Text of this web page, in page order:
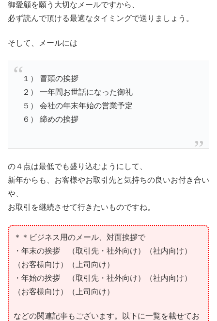
御愛顧を願う大切なメールですから、
必ず読んで頂ける最適なタイミングで送りましょう。
そして、メールには
１） 冒頭の挨拶
２） 一年間お世話になった御礼
５） 会社の年末年始の営業予定
６） 締めの挨拶
の４点は最低でも盛り込むようにして、
新年からも、お客様やお取引先と気持ちの良いお付き合い
や、
お取引を継続させて行きたいものですね。
＊＊ビジネス用のメール、対面挨拶で
・年末の挨拶 （取引先・社外向け）（社内向け）
（お客様向け）（上司向け）
・年始の挨拶 （取引先・社外向け）（社内向け）
（お客様向け）（上司向け）
などの関連記事もございます。以下に一覧を載せてお